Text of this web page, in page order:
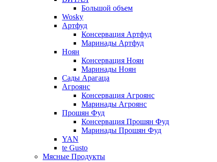
Большой объем
Wosky
Артфуд
Консервация Артфуд
Маринады Артфуд
Ноян
Консервация Ноян
Маринады Ноян
Сады Арагаца
Агроянс
Консервация Агроянс
Маринады Агроянс
Прошян Фуд
Консервация Прошян Фуд
Маринады Прошян Фуд
YAN
te Gusto
Мясные Продукты